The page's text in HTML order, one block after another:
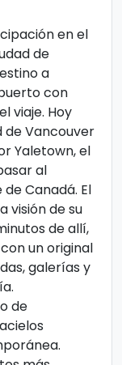
en el
de
a
con
viaje. Hoy
de Vancouver
Yaletown, el
al
Canadá. El
visión de su
de allí,
un original
galerías y
de